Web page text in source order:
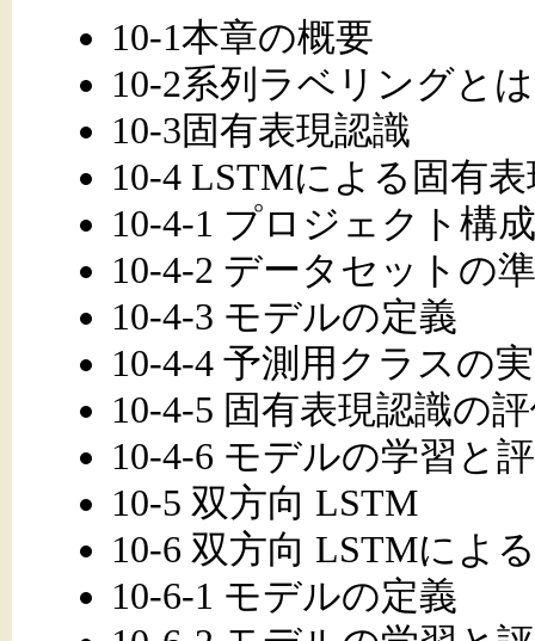
10-1本章の概要
10-2系列ラベリングと
10-3固有表現認識
10-4 LSTMによる固有
10-4-1 プロジェクト構成
10-4-2 データセットの
10-4-3 モデルの定義
10-4-4 予測用クラスの
10-4-5 固有表現認識の
10-4-6 モデルの学習と
10-5 双方向 LSTM
10-6 双方向 LSTMによ
10-6-1 モデルの定義